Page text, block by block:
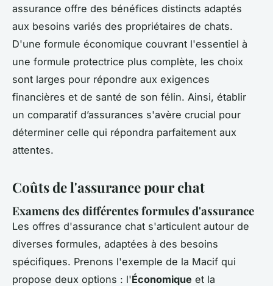
assurance offre des bénéfices distincts adaptés
aux besoins variés des propriétaires de chats.
D'une formule économique couvrant l'essentiel à
une formule protectrice plus complète, les choix
sont larges pour répondre aux exigences
financières et de santé de son félin. Ainsi, établir
un comparatif d’assurances s'avère crucial pour
déterminer celle qui répondra parfaitement aux
attentes.
Coûts de l'assurance pour chat
Examens des différentes formules d'assurance
Les offres d'assurance chat s'articulent autour de
diverses formules, adaptées à des besoins
spécifiques. Prenons l'exemple de la Macif qui
propose deux options : l'Économique et la